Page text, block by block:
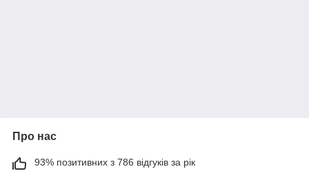
Про нас
93% позитивних з 786 відгуків за рік